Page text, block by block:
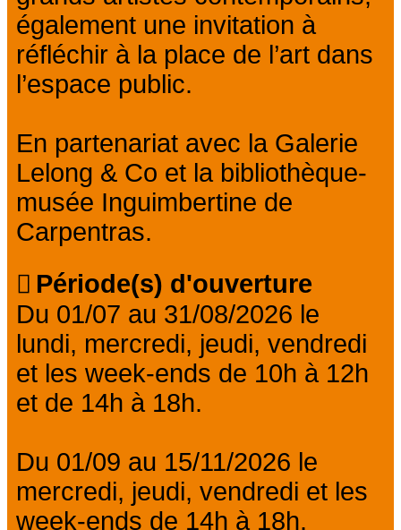
également une invitation à
réfléchir à la place de l’art dans
l’espace public.
En partenariat avec la Galerie
Lelong & Co et la bibliothèque-
musée Inguimbertine de
Carpentras.
Période(s) d'ouverture
Du 01/07 au 31/08/2026 le
lundi, mercredi, jeudi, vendredi
et les week-ends de 10h à 12h
et de 14h à 18h.
Du 01/09 au 15/11/2026 le
mercredi, jeudi, vendredi et les
week-ends de 14h à 18h.